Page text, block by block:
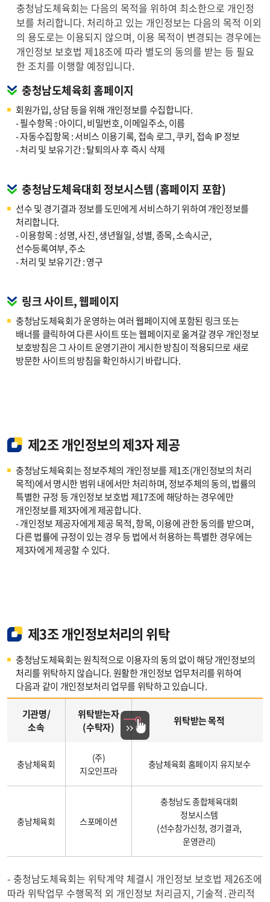
충청남도체육회는 다음의 목적을 위하여 최소한으로 개인정
보를 처리합니다. 처리하고 있는 개인정보는 다음의 목적 이외
의 용도로는 이용되지 않으며, 이용 목적이 변경되는 경우에는
개인정보 보호법 제18조에 따라 별도의 동의를 받는 등 필요
한 조치를 이행할 예정입니다.
충청남도체육회 홈페이지
회원가입, 상담 등을 위해 개인정보를 수집합니다.
- 필수항목 : 아이디, 비밀번호, 이메일주소, 이름
- 자동수집항목 : 서비스 이용기록, 접속 로그, 쿠키, 접속 IP 정보
- 처리 및 보유기간 : 탈퇴의사 후 즉시 삭제
충청남도체육대회 정보시스템 (홈페이지 포함)
선수 및 경기결과 정보를 도민에게 서비스하기 위하여 개인정보를
처리합니다.
- 이용항목 : 성명, 사진, 생년월일, 성별, 종목, 소속시군,
선수등록여부, 주소
- 처리 및 보유기간 : 영구
링크 사이트, 웹페이지
충청남도체육회가 운영하는 여러 웹페이지에 포함된 링크 또는
배너를 클릭하여 다른 사이트 또는 웹페이지로 옮겨갈 경우 개인정보
보호방침은 그 사이트 운영기관이 게시한 방침이 적용되므로 새로
방문한 사이트의 방침을 확인하시기 바랍니다.
제2조 개인정보의 제3자 제공
충청남도체육회는 정보주체의 개인정보를 제1조(개인정보의 처리
목적)에서 명시한 범위 내에서만 처리하며, 정보주체의 동의, 법률의
특별한 규정 등 개인정보 보호법 제17조에 해당하는 경우에만
개인정보를 제3자에게 제공합니다.
- 개인정보 제공자에게 제공 목적, 항목, 이용에 관한 동의를 받으며,
다른 법률에 규정이 있는 경우 등 법에서 허용하는 특별한 경우에는
제3자에게 제공할 수 있다.
제3조 개인정보처리의 위탁
충청남도체육회는 원칙적으로 이용자의 동의 없이 해당 개인정보의
처리를 위탁하지 않습니다. 원활한 개인정보 업무처리를 위하여
다음과 같이 개인정보처리 업무를 위탁하고 있습니다.
개인정보처리
업무내역표
소속,
위탁받는자
(수탁자),
목적,
항목,
구성
기관명/
소속
위탁받는자
(수탁자)
위탁받는 목적
충남체육회
(주)
지오인프라
충남체육회 홈페이지 유지보수
충남체육회 스포메이션
충청남도 종합체육대회
정보시스템
(선수참가신청, 경기결과,
운영관리)
- 충청남도체육회는 위탁계약 체결시 개인정보 보호법 제26조에
따라 위탁업무 수행목적 외 개인정보 처리금지, 기술적․관리적